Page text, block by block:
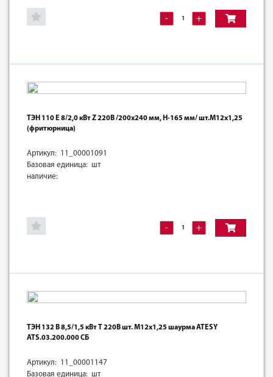
- +
ТЭН 110 Е 8/2,0 кВт Z 220В /200х240 мм, Н-165 мм/ шт.М12х1,25
(фритюрница)
Артикул: 11_00001091
Базовая единица: шт
наличие:
- +
ТЭН 132 В 8,5/1,5 кВт Т 220В шт. М12х1,25 шаурма ATESY
ATS.03.200.000 СБ
Артикул: 11_00001147
Базовая единица: шт